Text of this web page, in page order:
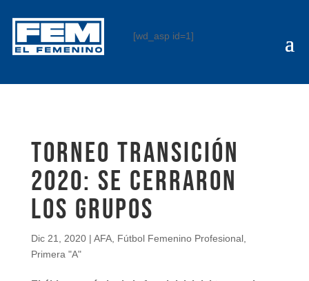
[wd_asp id=1]
Torneo Transición
2020: se cerraron
los grupos
Dic 21, 2020| AFA, Fútbol Femenino Profesional,
Primera "A"